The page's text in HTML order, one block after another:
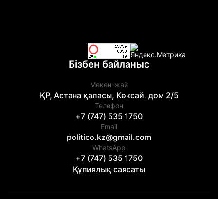
Бізбен байланыс
Мекен-жай
ҚР, Астана қаласы, Көксай, дом 2/5
Телефон
+7 (747) 535 1750
Email
politico.kz@gmail.com
WhatsApp
+7 (747) 535 1750
Құпиялық саясаты